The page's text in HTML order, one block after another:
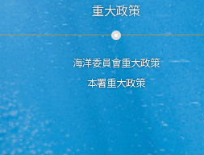
重大政策
海洋委員會重大政策
本署重大政策